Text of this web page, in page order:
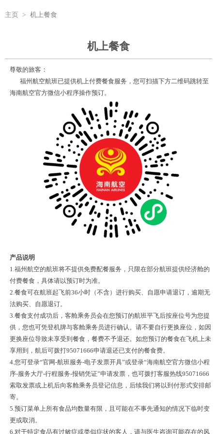
主页 > 机上餐食
机上餐食
尊敬的旅客：
福州航空航班已提供机上付费餐食服务，您可扫描下方二维码跳转至
海南航空官方微信小程序操作预订。
产品说明
1.福州航空的航班将不提供免费配餐服务，只限在部分航班提供经济舱的
付费餐食，具体请以预订时为准。
2.餐食可在航班起飞前36小时（不含）进行购买、自愿申请退订，逾期无
法购买、自愿退订。
3.餐食支付成功后，客舱乘务员会在您预订的航班平飞后按座位号为您提
供，您也可凭登机牌与客舱乘务员进行确认。请不要自行更换座位，如因
更换座位导致未享受到餐食，餐费不予退还。如您预订的餐食在飞机上未
享用到，航后可拨打95071666申请退还已支付的餐食费。
4.您可登录“官网-航班服务-电子发票开具”或登录“海南航空官方微信小程
序-服务大厅-行程服务-报销凭证”申请发票，也可拨打客服热线95071666
索取发票或上机后向客舱乘务员登记信息，后续我们将以到付形式安排邮
寄。
5.预订菜单上所有食品均数量有限，且可能在不事先通知的情况下临时变
更或取消。
6.对于特定食品有过敏症或类似症状的客人，请与医生咨询可能存在的风